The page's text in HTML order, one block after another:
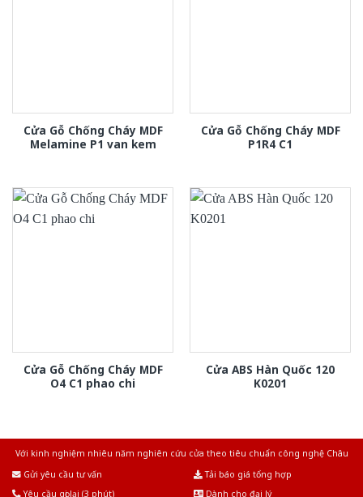
Cửa Gỗ Chống Cháy MDF
Melamine P1 van kem
Cửa Gỗ Chống Cháy MDF
P1R4 C1
Cửa Gỗ Chống Cháy MDF
O4 C1 phao chi
Cửa ABS Hàn Quốc 120
K0201
Với kinh nghiệm nhiêu năm nghiên cứu cửa theo tiêu chuẩn công nghệ Châu
Gửi yêu cầu tư vấn
Tải báo giá tổng hợp
Yêu cầu gọi lại (3 phút)
Dành cho đại lý